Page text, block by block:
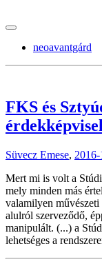
neoavantgárd
FKS és
Süvecz Emese,
Mert mi is volt a
mely minden más
valamilyen művészeti
alulról szerveződő,
manipulált. (...) a
lehetséges a